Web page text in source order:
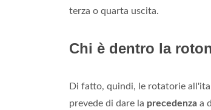
terza o quarta uscita.
Chi è dentro la
Di fatto, quindi, le rotatorie
prevede di dare la precedenza a